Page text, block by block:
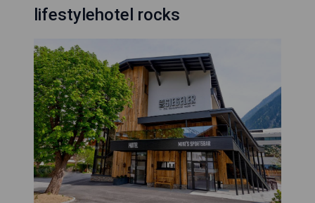
lifestylehotel rocks